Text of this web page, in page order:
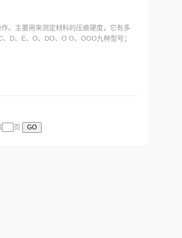
。主要用来测定材料的压痕硬度，它有多
D、E、O、DO、O O、OOO九种型号；
测量仪器，以满足您对不同物体硬度测量
页